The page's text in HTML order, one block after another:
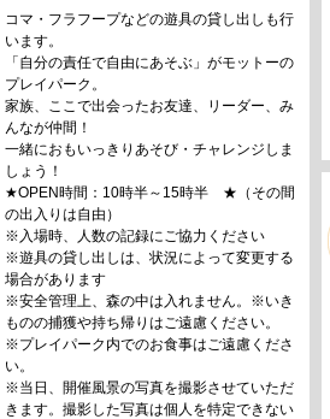
コマ・フラフープなどの遊具の貸し出しも行
います。
「自分の責任で自由にあそぶ」がモットーの
プレイパーク。
家族、ここで出会ったお友達、リーダー、み
んなが仲間！
一緒におもいっきりあそび・チャレンジしま
しょう！
★OPEN時間：10時半～15時半 ★（その間
の出入りは自由）
※入場時、人数の記録にご協力ください
※遊具の貸し出しは、状況によって変更する
場合があります
※安全管理上、森の中は入れません。※いき
ものの捕獲や持ち帰りはご遠慮ください。
※プレイパーク内でのお食事はご遠慮くださ
い。
※当日、開催風景の写真を撮影させていただ
きます。撮影した写真は個人を特定できない